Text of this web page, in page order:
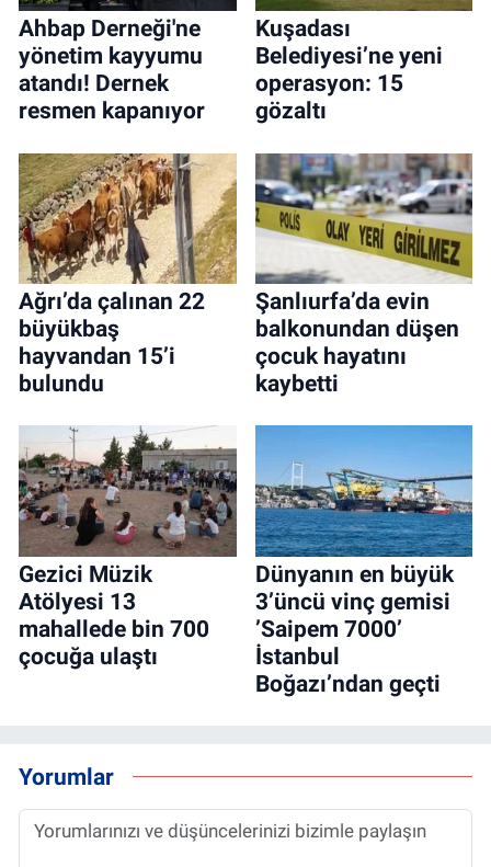
Ahbap Derneği'ne
yönetim kayyumu
atandı! Dernek
resmen kapanıyor
Kuşadası
Belediyesi’ne yeni
operasyon: 15
gözaltı
Ağrı’da çalınan 22
büyükbaş
hayvandan 15’i
bulundu
Şanlıurfa’da evin
balkonundan düşen
çocuk hayatını
kaybetti
Gezici Müzik
Atölyesi 13
mahallede bin 700
çocuğa ulaştı
Dünyanın en büyük
3’üncü vinç gemisi
’Saipem 7000’
İstanbul
Boğazı’ndan geçti
Yorumlar